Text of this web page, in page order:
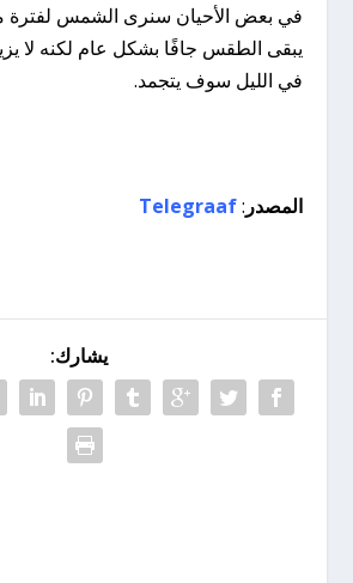
في بعض الأحيان سنرى الشمس لفترة
في الليل سوف يتجمد.
المصدر :
Telegraaf
يشارك: